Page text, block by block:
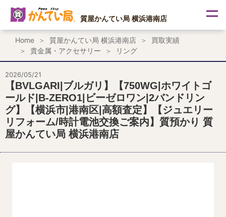
ス
プ
質屋かんてい局 横浜港南店
Home 質屋かんてい局 横浜港南店
買取実績
貴金属・アクセサリー
リング
2026/05/21
【BVLGARI|ブルガリ】【750WG|ホワイトゴ
ールド|B-ZERO1|ビーゼロワン|2バンドリン
グ】【横浜市|港南区|高額査定】【ジュエリー
リフォーム/時計電池交換ご案内】質預かり 質
屋かんてい局 横浜港南店